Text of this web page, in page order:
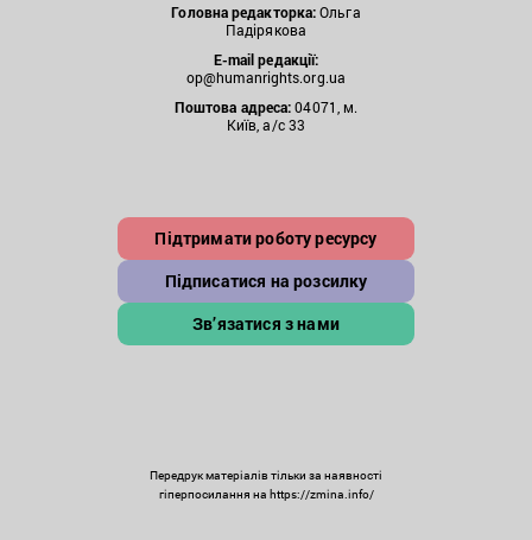
Головна редакторка:Ольга
Падірякова
E-mail редакції:
op@humanrights.org.ua
Поштова адреса:04071, м.
Київ, а/с 33
Підтримати роботу ресурсу
Підписатися на розсилку
Зв’язатися з нами
Передрук матеріалів тільки за наявності
гіперпосилання на https://zmina.info/